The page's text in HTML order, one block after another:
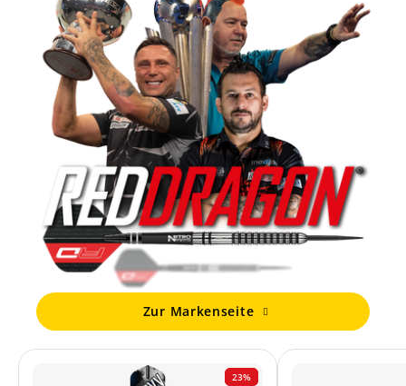
Zur Markenseite
23%